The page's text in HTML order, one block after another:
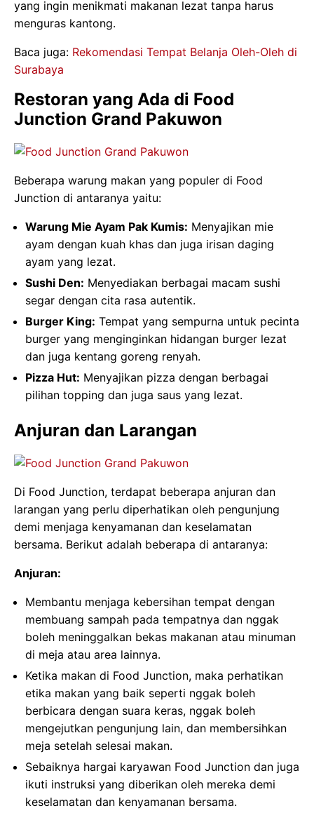
yang ingin menikmati makanan lezat tanpa harus
menguras kantong.
Baca juga: Rekomendasi Tempat Belanja Oleh-Oleh di
Surabaya
Restoran yang Ada di Food
Junction Grand Pakuwon
Beberapa warung makan yang populer di Food
Junction di antaranya yaitu:
Warung Mie Ayam Pak Kumis: Menyajikan mie
ayam dengan kuah khas dan juga irisan daging
ayam yang lezat.
Sushi Den: Menyediakan berbagai macam sushi
segar dengan cita rasa autentik.
Burger King: Tempat yang sempurna untuk pecinta
burger yang menginginkan hidangan burger lezat
dan juga kentang goreng renyah.
Pizza Hut: Menyajikan pizza dengan berbagai
pilihan topping dan juga saus yang lezat.
Anjuran dan Larangan
Di Food Junction, terdapat beberapa anjuran dan
larangan yang perlu diperhatikan oleh pengunjung
demi menjaga kenyamanan dan keselamatan
bersama. Berikut adalah beberapa di antaranya:
Anjuran:
Membantu menjaga kebersihan tempat dengan
membuang sampah pada tempatnya dan nggak
boleh meninggalkan bekas makanan atau minuman
di meja atau area lainnya.
Ketika makan di Food Junction, maka perhatikan
etika makan yang baik seperti nggak boleh
berbicara dengan suara keras, nggak boleh
mengejutkan pengunjung lain, dan membersihkan
meja setelah selesai makan.
Sebaiknya hargai karyawan Food Junction dan juga
ikuti instruksi yang diberikan oleh mereka demi
keselamatan dan kenyamanan bersama.